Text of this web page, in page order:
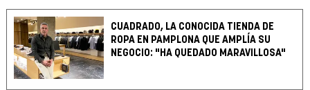
CUADRADO, LA CONOCIDA TIENDA DE
ROPA EN PAMPLONA QUE AMPLÍA SU
NEGOCIO: "HA QUEDADO MARAVILLOSA"